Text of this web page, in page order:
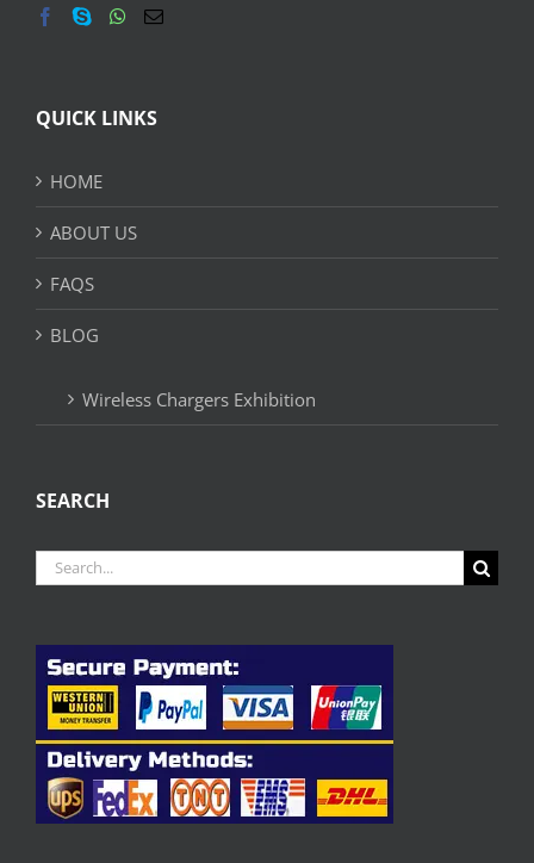
QUICK LINKS
HOME
ABOUT US
FAQS
BLOG
Wireless Chargers Exhibition
SEARCH
Search
for: